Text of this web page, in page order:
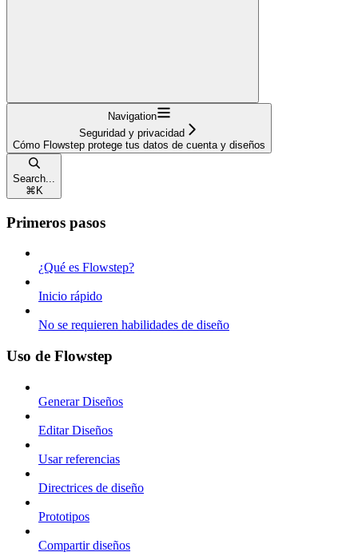
Navigation
Seguridad y privacidad
Cómo Flowstep protege tus datos de cuenta y diseños
Search...
⌘ K
Primeros pasos
¿Qué es Flowstep?
Inicio rápido
No se requieren habilidades de diseño
Uso de Flowstep
Generar Diseños
Editar Diseños
Usar referencias
Directrices de diseño
Prototipos
Compartir diseños